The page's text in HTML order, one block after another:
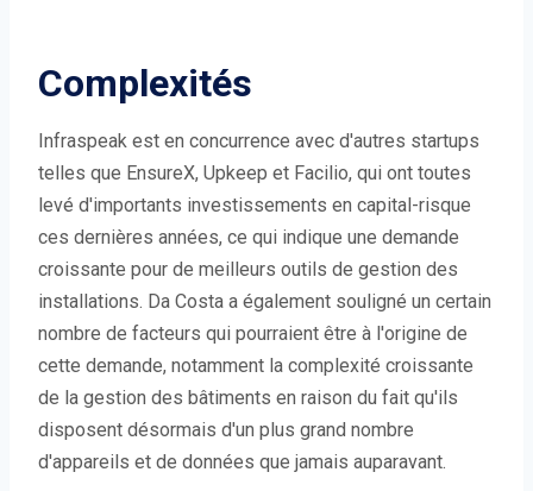
Complexités
Infraspeak est en concurrence avec d'autres startups
telles que EnsureX, Upkeep et Facilio, qui ont toutes
levé d'importants investissements en capital-risque
ces dernières années, ce qui indique une demande
croissante pour de meilleurs outils de gestion des
installations. Da Costa a également souligné un certain
nombre de facteurs qui pourraient être à l'origine de
cette demande, notamment la complexité croissante
de la gestion des bâtiments en raison du fait qu'ils
disposent désormais d'un plus grand nombre
d'appareils et de données que jamais auparavant.